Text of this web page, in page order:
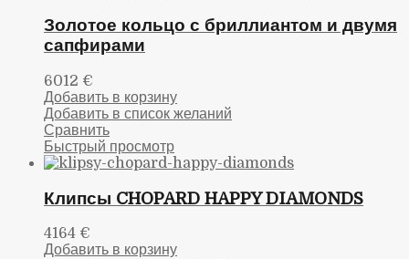
Золотое кольцо с бриллиантом и двумя
сапфирами
6012 €
Добавить в корзину
Добавить в список желаний
Сравнить
Быстрый просмотр
Клипсы CHOPARD HAPPY DIAMONDS
4164 €
Добавить в корзину